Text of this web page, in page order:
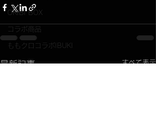
OKIBI BOX
コラボ商品
ももクロコラボIBUKI
option品
最新記事 すべて表示